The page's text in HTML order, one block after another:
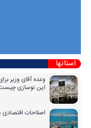
استانها
وعده آقای وزیر
این نوسازی
اصلاحاتِ اقتصادی